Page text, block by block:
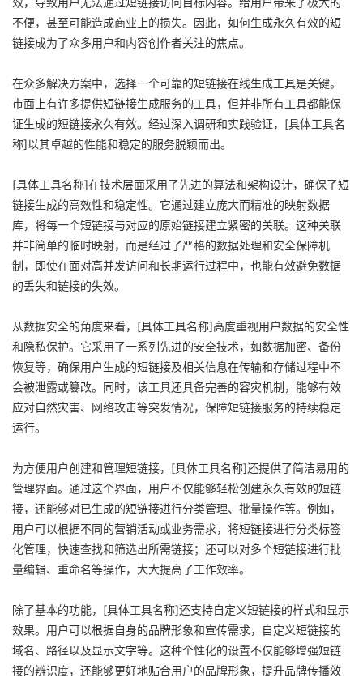
不便，甚至可能造成商业上的损失。因此，如何生成永久有效的短
链接成为了众多用户和内容创作者关注的焦点。
在众多解决方案中，选择一个可靠的短链接在线生成工具是关键。
市面上有许多提供短链接生成服务的工具，但并非所有工具都能保
证生成的短链接永久有效。经过深入调研和实践验证，[具体工具名
称]以其卓越的性能和稳定的服务脱颖而出。
[具体工具名称]在技术层面采用了先进的算法和架构设计，确保了短
链接生成的高效性和稳定性。它通过建立庞大而精准的映射数据
库，将每一个短链接与对应的原始链接建立紧密的关联。这种关联
并非简单的临时映射，而是经过了严格的数据处理和安全保障机
制，即使在面对高并发访问和长期运行过程中，也能有效避免数据
的丢失和链接的失效。
从数据安全的角度来看，[具体工具名称]高度重视用户数据的安全性
和隐私保护。它采用了一系列先进的安全技术，如数据加密、备份
恢复等，确保用户生成的短链接及相关信息在传输和存储过程中不
会被泄露或篡改。同时，该工具还具备完善的容灾机制，能够有效
应对自然灾害、网络攻击等突发情况，保障短链接服务的持续稳定
运行。
为方便用户创建和管理短链接，[具体工具名称]还提供了简洁易用的
管理界面。通过这个界面，用户不仅能够轻松创建永久有效的短链
接，还能够对已生成的短链接进行分类管理、批量操作等。例如，
用户可以根据不同的营销活动或业务需求，将短链接进行分类标签
化管理，快速查找和筛选出所需链接；还可以对多个短链接进行批
量编辑、重命名等操作，大大提高了工作效率。
除了基本的功能，[具体工具名称]还支持自定义短链接的样式和显示
效果。用户可以根据自身的品牌形象和宣传需求，自定义短链接的
域名、路径以及显示文字等。这种个性化的设置不仅能够增强短链
接的辨识度，还能够更好地贴合用户的品牌形象，提升品牌传播效